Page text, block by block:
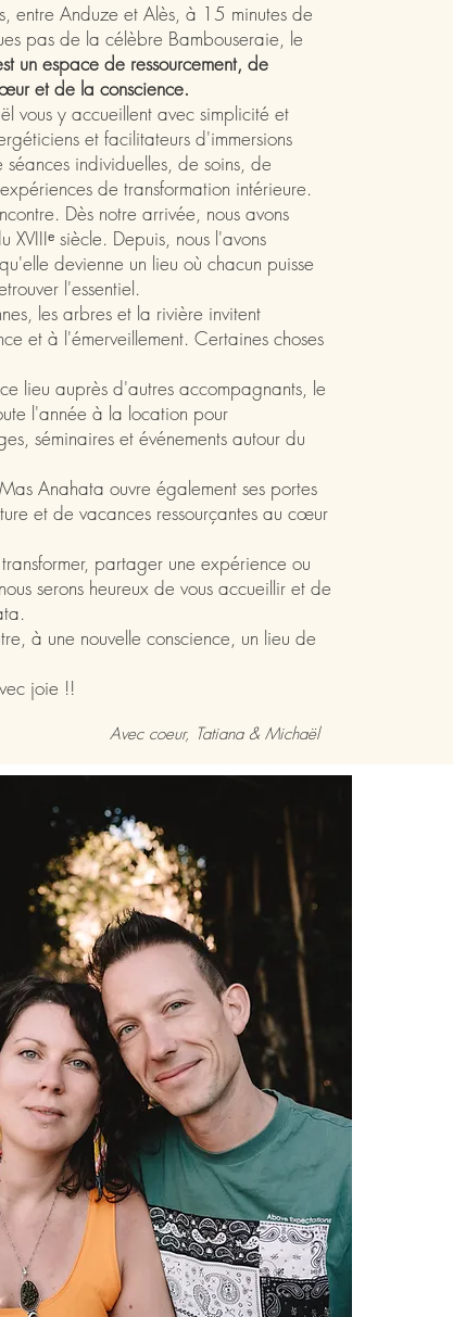
entre Anduze et Alès, à 15 minutes de
pas de la célèbre Bambouseraie, le
un espace de ressourcement, de
et de la conscience.
vous y accueillent avec simplicité et
et facilitateurs d'immersions
individuelles, de soins, de
de transformation intérieure.
Dès notre arrivée, nous avons
siècle. Depuis, nous l'avons
devienne un lieu où chacun puisse
l'essentiel.
les arbres et la rivière invitent
et à l'émerveillement. Certaines choses
lieu auprès d'autres accompagnants, le
l'année à la location pour
séminaires et événements autour du
Anahata ouvre également ses portes
et de vacances ressourçantes au cœur
partager une expérience ou
serons heureux de vous accueillir et de
à une nouvelle conscience, un lieu de
joie !!
Avec coeur, Tatiana & Michaël